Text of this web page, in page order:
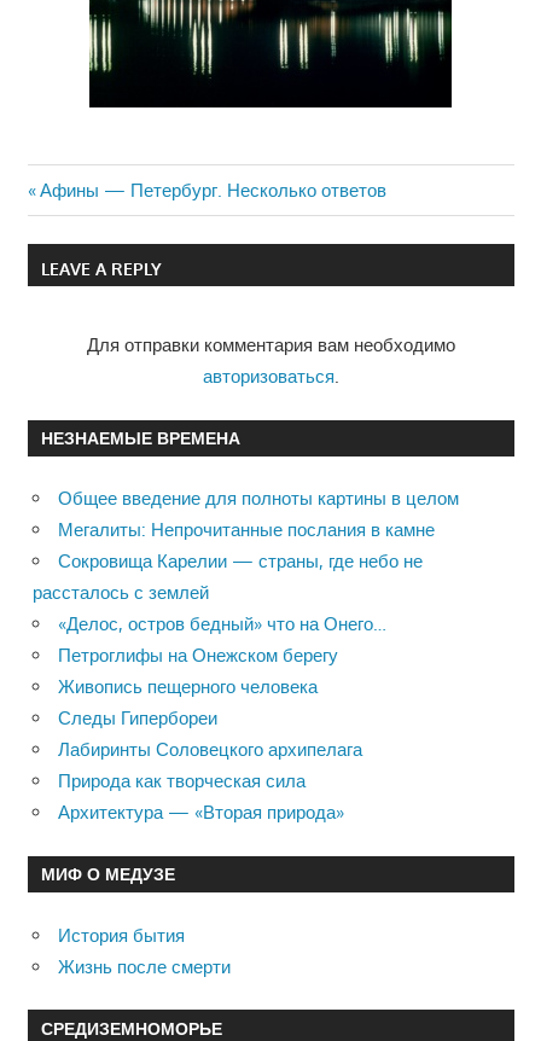
Навигация
по
Previous
Post:
Афины — Петербург. Несколько ответов
LEAVE A REPLY
Для отправки комментария вам необходимо
авторизоваться.
НЕЗНАЕМЫЕ ВРЕМЕНА
Общее введение для полноты картины в целом
Мегалиты: Непрочитанные послания в камне
Сокровища Карелии — страны, где небо не
рассталось с землей
«Делос, остров бедный» что на Онего…
Петроглифы на Онежском берегу
Живопись пещерного человека
Следы Гипербореи
Лабиринты Соловецкого архипелага
Природа как творческая сила
Архитектура — «Вторая природа»
МИФ О МЕДУЗЕ
История бытия
Жизнь после смерти
СРЕДИЗЕМНОМОРЬЕ